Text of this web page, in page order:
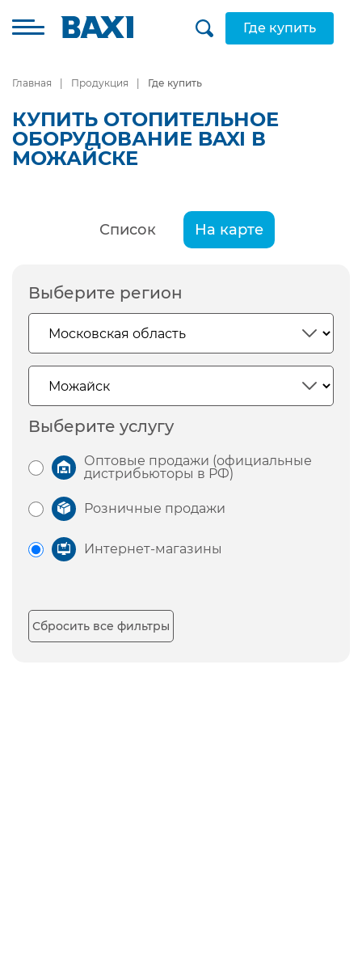
Где купить
Главная Продукция Где купить
КУПИТЬ ОТОПИТЕЛЬНОЕ
ОБОРУДОВАНИЕ BAXI В
МОЖАЙСКЕ
Список На карте
Выберите регион
Выберите услугу
Оптовые продажи (официальные
дистрибьюторы в РФ)
Розничные продажи
Интернет-магазины
Сбросить все фильтры